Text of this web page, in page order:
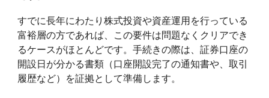
すでに長年にわたり株式投資や資産運用を行っている
富裕層の方であれば、この要件は問題なくクリアでき
るケースがほとんどです。手続きの際は、証券口座の
開設日が分かる書類（口座開設完了の通知書や、取引
履歴など）を証拠として準備します。